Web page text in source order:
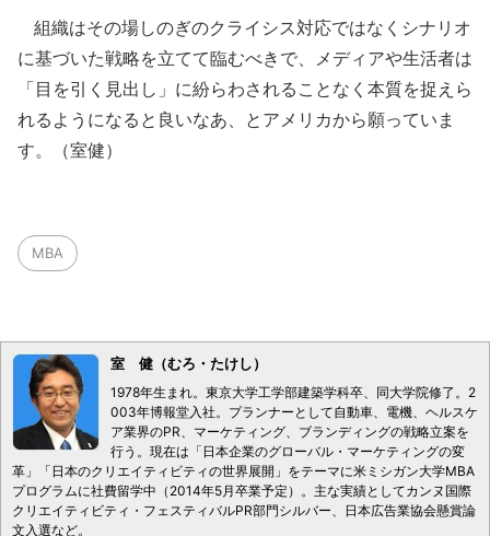
組織はその場しのぎのクライシス対応ではなくシナリオ
に基づいた戦略を立てて臨むべきで、メディアや生活者は
「目を引く見出し」に紛らわされることなく本質を捉えら
れるようになると良いなあ、とアメリカから願っていま
す。（室健）
MBA
室 健（むろ・たけし）
1978年生まれ。東京大学工学部建築学科卒、同大学院修了。2
003年博報堂入社。プランナーとして自動車、電機、ヘルスケ
ア業界のPR、マーケティング、ブランディングの戦略立案を
行う。現在は「日本企業のグローバル・マーケティングの変
革」「日本のクリエイティビティの世界展開」をテーマに米ミシガン大学MBA
プログラムに社費留学中（2014年5月卒業予定）。主な実績としてカンヌ国際
クリエイティビティ・フェスティバルPR部門シルバー、日本広告業協会懸賞論
文入選など。